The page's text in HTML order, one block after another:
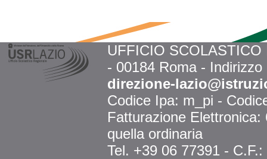
UFFICIO
- 00184 Roma -
direzione-
Codice Ipa: m_pi -
Fatturazione
quella ordinaria
Tel. +39 06 77391 -